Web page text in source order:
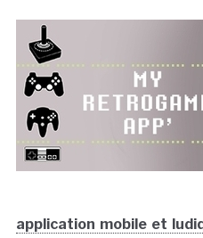
application mobile et